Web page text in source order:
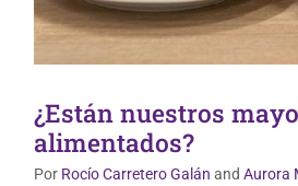
¿Están nuestros
alimentados?
Por Rocío Carretero Galán and Aurora